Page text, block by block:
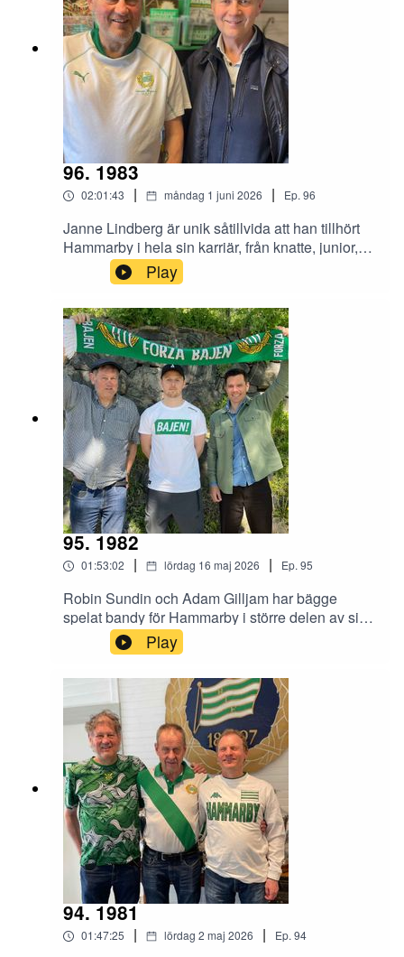
96. 1983
02:01:43 | måndag 1 juni 2026 | Ep. 96
Janne Lindberg är unik såtillvida att han tillhört
Hammarby i hela sin karriär, från knatte, junior,
senior, Bajen Fans Hockey och över till
veteranhockey. Han fick chansen att debutera i
A-laget efter Christer Sahlins otäcka olycka 1975
och sköt tre mål i första matchen. Benjamin
Thorén och Magnus Hagström träffade honom i
Gula villan på Kanalplan.
Play
95. 1982
01:53:02 | lördag 16 maj 2026 | Ep. 95
Robin Sundin och Adam Gilljam har bägge
spelat bandy för Hammarby i större delen av sina
karriärer. Robin var med i den klassiska
snöfinalen 2010 och bägge i den lika klassiska
publikfesten i Friends Arena i Solna 2013. De
kom förbi Gula villan och snackade om bandy
och annat med Benjamin Thorén och Magnus
Hagström.
Play
94. 1981
01:47:25 | lördag 2 maj 2026 | Ep. 94